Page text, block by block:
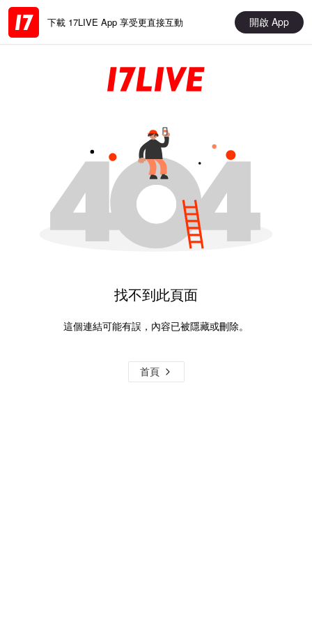
下載 17LIVE App 享受更直接互動 開啟 App
找不到此頁面
這個連結可能有誤，內容已被隱藏或刪除。
首頁